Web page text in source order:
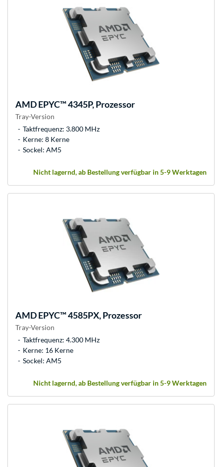
AMDEPYC™ 4345P, Prozessor
Tray-Version
Taktfrequenz: 3.800 MHz
Kerne: 8 Kerne
Sockel: AM5
Nicht lagernd, ab Bestellung verfügbar in 5-9 Werktagen
AMDEPYC™ 4585PX, Prozessor
Tray-Version
Taktfrequenz: 4.300 MHz
Kerne: 16 Kerne
Sockel: AM5
Nicht lagernd, ab Bestellung verfügbar in 5-9 Werktagen